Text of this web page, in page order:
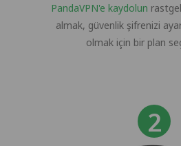
PandaVPN'e kaydolun
almak, güvenlik şifrenizi
olmak için bir plan